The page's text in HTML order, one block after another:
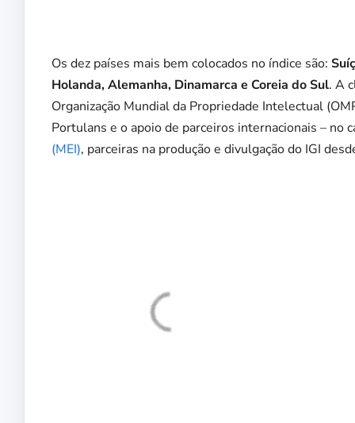
Os dez países mais bem colocados no índice são:
Holanda, Alemanha, Dinamarca e Coreia do Sul. A
Organização Mundial da Propriedade Intelectual
Portulans e o apoio de parceiros internacionais – no
(MEI), parceiras na produção e divulgação do IGI